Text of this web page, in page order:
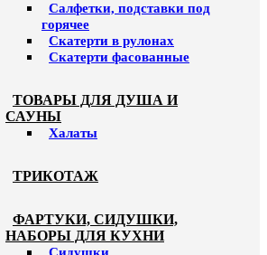
Салфетки, подставки под
горячее
Скатерти в рулонах
Скатерти фасованные
ТОВАРЫ ДЛЯ ДУША И
САУНЫ
Халаты
ТРИКОТАЖ
ФАРТУКИ, СИДУШКИ,
НАБОРЫ ДЛЯ КУХНИ